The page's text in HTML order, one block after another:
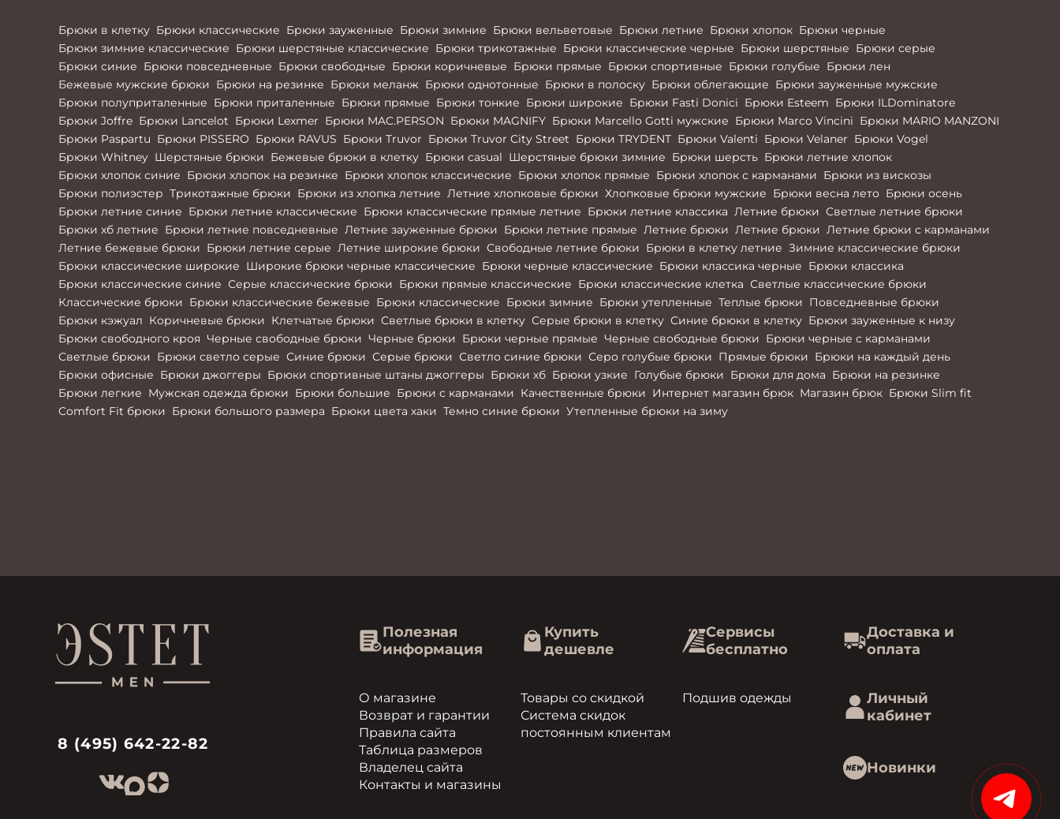
Брюки в клетку Брюки классические Брюки зауженные Брюки зимние Брюки вельветовые Брюки летние Брюки хлопок Брюки черные
Брюки зимние классические Брюки шерстяные классические Брюки трикотажные Брюки классические черные Брюки шерстяные Брюки серые
Брюки синие Брюки повседневные Брюки свободные Брюки коричневые Брюки прямые Брюки спортивные Брюки голубые Брюки лен
Бежевые мужские брюки Брюки на резинке Брюки меланж Брюки однотонные Брюки в полоску Брюки облегающие Брюки зауженные мужские
Брюки полуприталенные Брюки приталенные Брюки прямые Брюки тонкие Брюки широкие Брюки Fasti Donici Брюки Esteem Брюки ILDominatore
Брюки Joffre Брюки Lancelot Брюки Lexmer Брюки MAC.PERSON Брюки MAGNIFY Брюки Marcello Gotti мужские Брюки Marco Vincini Брюки MARIO MANZONI
Брюки Paspartu Брюки PISSERO Брюки RAVUS Брюки Truvor Брюки Truvor City Street Брюки TRYDENT Брюки Valenti Брюки Velaner Брюки Vogel
Брюки Whitney Шерстяные брюки Бежевые брюки в клетку Брюки casual Шерстяные брюки зимние Брюки шерсть Брюки летние хлопок
Брюки хлопок синие Брюки хлопок на резинке Брюки хлопок классические Брюки хлопок прямые Брюки хлопок с карманами Брюки из вискозы
Брюки полиэстер Трикотажные брюки Брюки из хлопка летние Летние хлопковые брюки Хлопковые брюки мужские Брюки весна лето Брюки осень
Брюки летние синие Брюки летние классические Брюки классические прямые летние Брюки летние классика Летние брюки Светлые летние брюки
Брюки хб летние Брюки летние повседневные Летние зауженные брюки Брюки летние прямые Летние брюки Летние брюки Летние брюки с карманами
Летние бежевые брюки Брюки летние серые Летние широкие брюки Свободные летние брюки Брюки в клетку летние Зимние классические брюки
Брюки классические широкие Широкие брюки черные классические Брюки черные классические Брюки классика черные Брюки классика
Брюки классические синие Серые классические брюки Брюки прямые классические Брюки классические клетка Светлые классические брюки
Классические брюки Брюки классические бежевые Брюки классические Брюки зимние Брюки утепленные Теплые брюки Повседневные брюки
Брюки кэжуал Коричневые брюки Клетчатые брюки Светлые брюки в клетку Серые брюки в клетку Синие брюки в клетку Брюки зауженные к низу
Брюки свободного кроя Черные свободные брюки Черные брюки Брюки черные прямые Черные свободные брюки Брюки черные с карманами
Светлые брюки Брюки светло серые Синие брюки Серые брюки Светло синие брюки Серо голубые брюки Прямые брюки Брюки на каждый день
Брюки офисные Брюки джоггеры Брюки спортивные штаны джоггеры Брюки хб Брюки узкие Голубые брюки Брюки для дома Брюки на резинке
Брюки легкие Мужская одежда брюки Брюки большие Брюки с карманами Качественные брюки Интернет магазин брюк Магазин брюк Брюки Slim fit
Comfort Fit брюки Брюки большого размера Брюки цвета хаки Темно синие брюки Утепленные брюки на зиму
8 (495) 642-22-82
Полезная
информация
О магазине
Возврат и гарантии
Правила сайта
Таблица размеров
Владелец сайта
Контакты и магазины
Купить
дешевле
Товары со скидкой
Система скидок
постоянным клиентам
Сервисы
бесплатно
Подшив одежды
Доставка и
оплата
Личный
кабинет
Новинки
15%